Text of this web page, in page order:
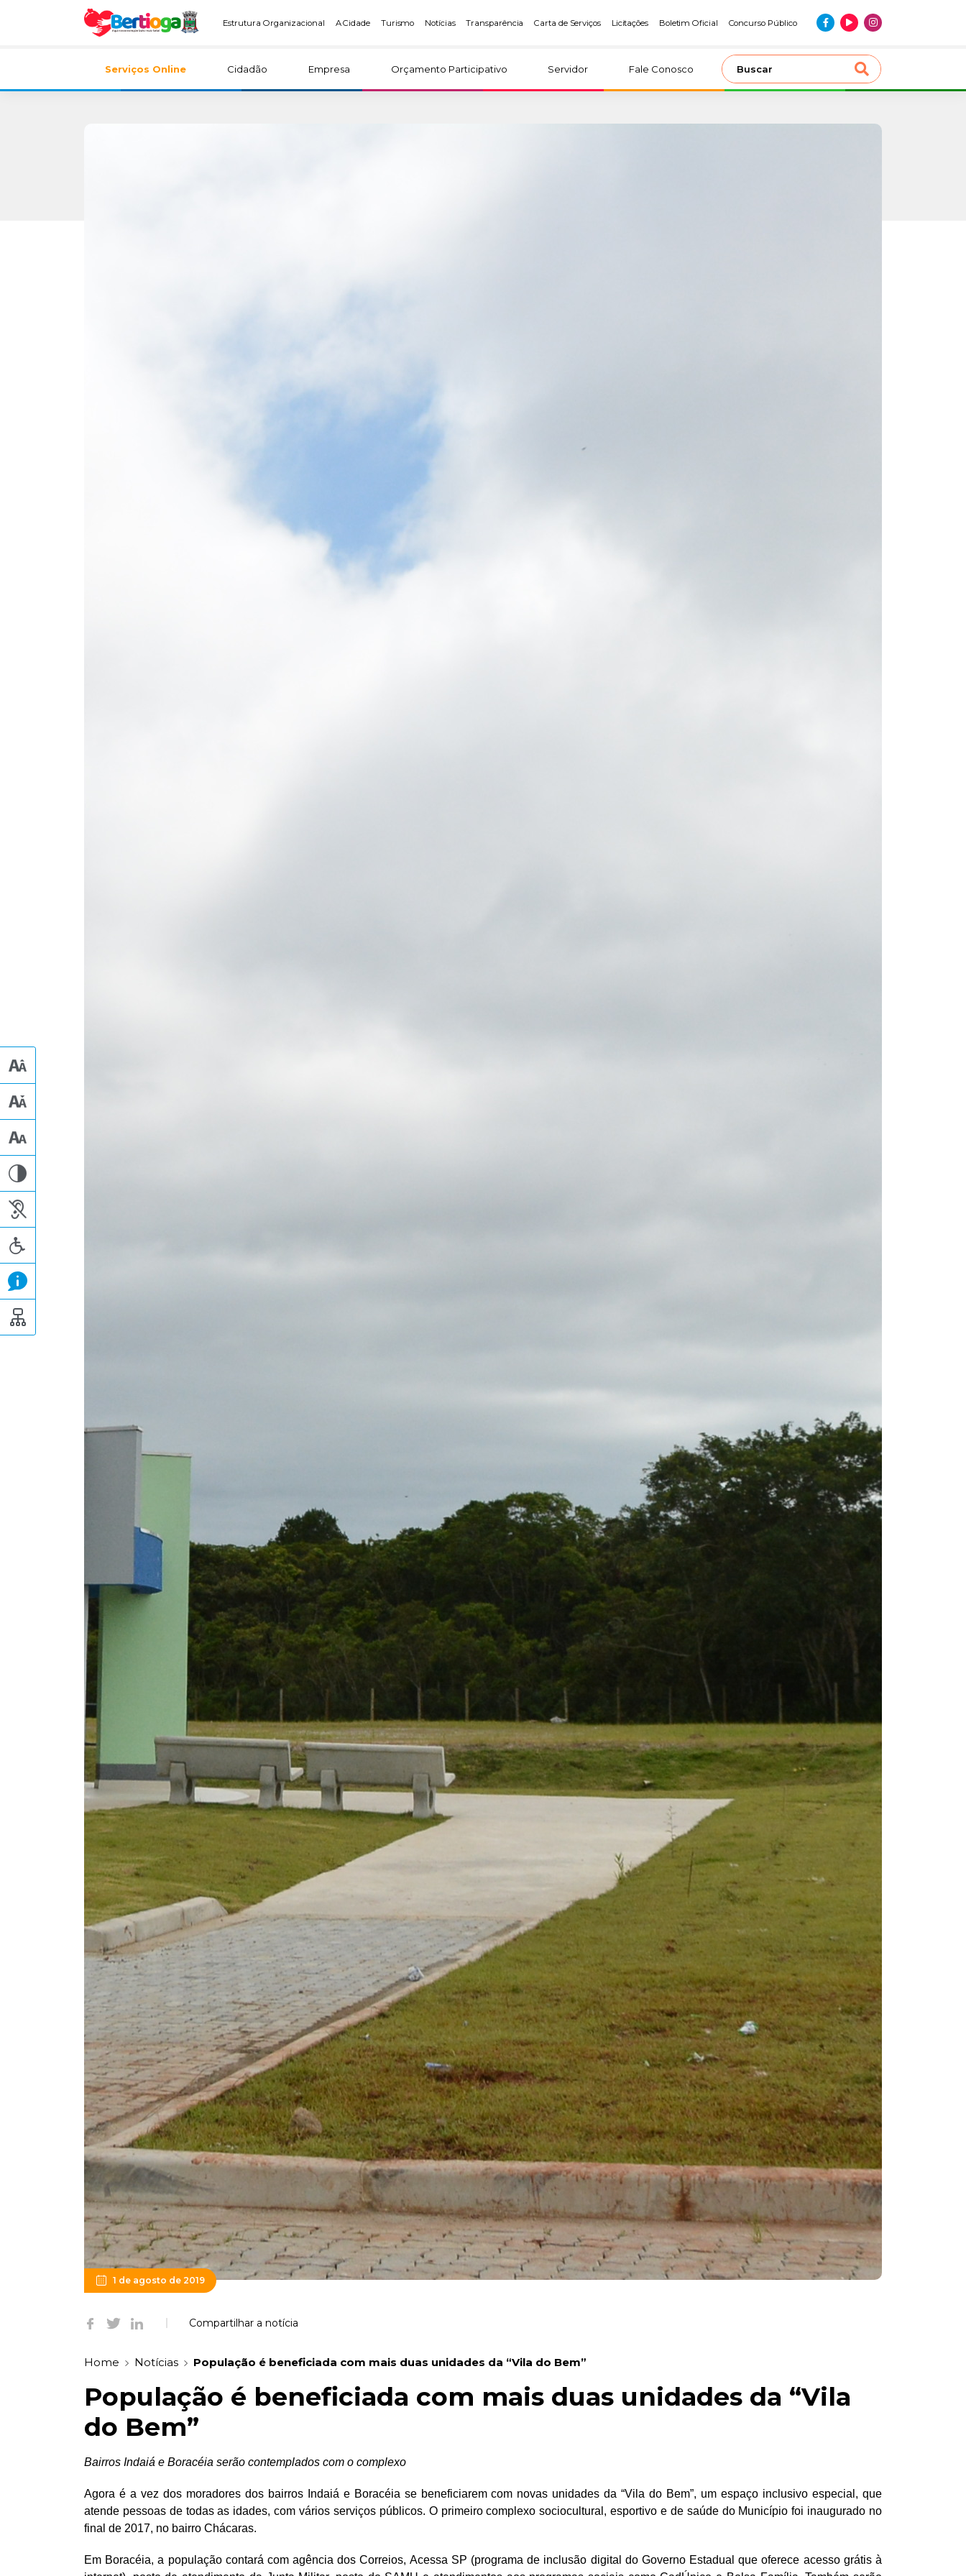
Estrutura Organizacional A Cidade Turismo Notícias Transparência Carta de Serviços Licitações Boletim Oficial Concurso Público
Serviços Online Cidadão Empresa Orçamento Participativo Servidor Fale Conosco
1 de agosto de 2019
Compartilhar a notícia
Home Notícias População é beneficiada com mais duas unidades da “Vila do Bem”
População é beneficiada com mais duas unidades da “Vila
do Bem”
Bairros Indaiá e Boracéia serão contemplados com o complexo
Agora é a vez dos moradores dos bairros Indaiá e Boracéia se beneficiarem com novas unidades da “Vila do Bem”, um espaço inclusivo especial, que
atende pessoas de todas as idades, com vários serviços públicos. O primeiro complexo sociocultural, esportivo e de saúde do Município foi inaugurado no
final de 2017, no bairro Chácaras.
Em Boracéia, a população contará com agência dos Correios, Acessa SP (programa de inclusão digital do Governo Estadual que oferece acesso grátis à